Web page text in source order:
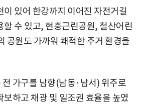
이 있어 한강까지 이어진 자전거길
할 수 있고, 현충근린공원, 철산어린
공원도 가까워 쾌적한 주거 환경을
가구를 남향(남동·남서) 위주로
보하고 채광 및 일조권 효율을 높였